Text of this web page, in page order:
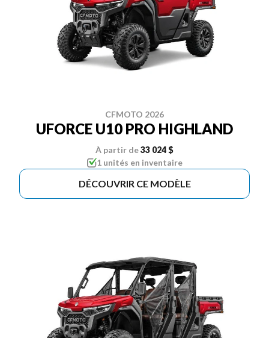
CFMOTO 2026
UFORCE U10 PRO HIGHLAND
À partir de33 024 $
1 unités en inventaire
DÉCOUVRIR CE MODÈLE